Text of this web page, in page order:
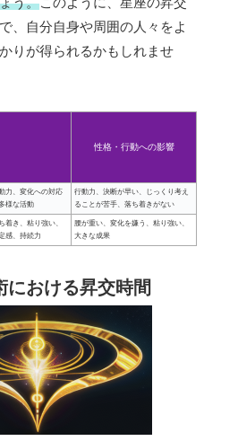
、自分自身や周囲の人々をよ
りが得られるかもしれませ
性格・行動への影響
力、変化への対応
様な活動
行動力、決断が早い、じっくり考え
ることが苦手、落ち着きがない
着き、粘り強い、
感、持続力
腰が重い、変化を嫌う、粘り強い、
大きな成果
における昇交時間